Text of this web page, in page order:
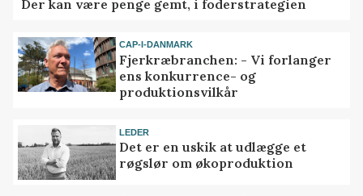
Der kan være penge gemt, i foderstrategien
CAP-I-DANMARK
Fjerkræbranchen: - Vi forlanger
ens konkurrence- og
produktionsvilkår
LEDER
Det er en uskik at udlægge et
røgslør om økoproduktion